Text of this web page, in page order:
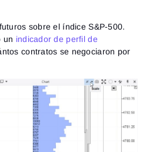
sobre el índice S&P-500.
un indicador de perfil de
contratos se negociaron por